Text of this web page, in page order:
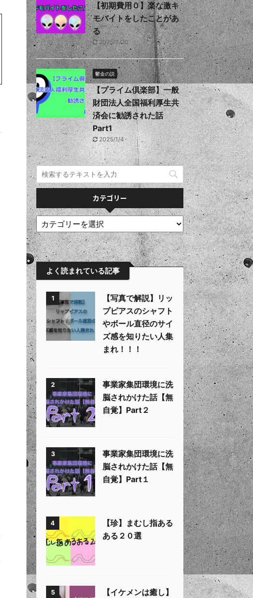
【初期費用０】楽な激キ
モバイトをしたことがあ
る
2025/3/20
鬱金の説
【プライム倶楽部】一般
財団法人全国福利厚生共
済会に勧誘された話
Part1
2025/1/4
カテゴリー
よく読まれている記事
1
【写真で解説】リッ
プピアスのシャフト
やボール直径のサイ
ズ感を知りたい人集
まれ！！！
2
事業家集団環境に洗
脳されかけた話【無
自覚】Part２
3
事業家集団環境に洗
脳されかけた話【無
自覚】Part１
4
【珍】まむし指ある
ある２０選
5
【イケメンは癒し】